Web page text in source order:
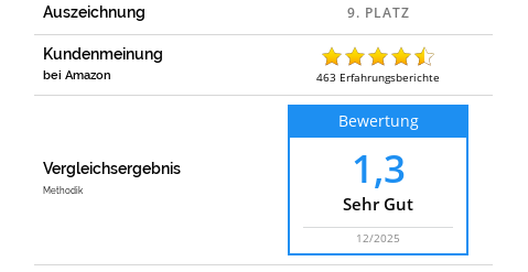
Auszeichnung
Kundenmeinung
bei Amazon 463 Erfahrungsberichte
Vergleichsergebnis
Methodik
Bewertung
1,3
Sehr Gut
12/2025